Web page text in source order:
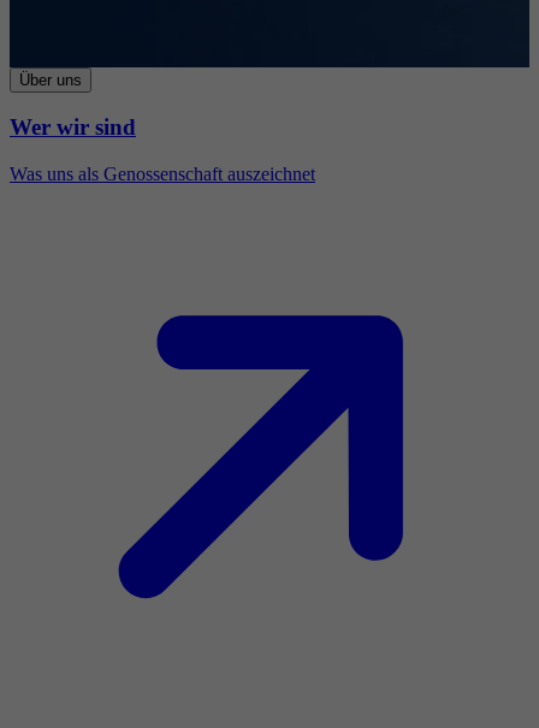
Über uns
Wer wir sind
Was uns als Genossenschaft auszeichnet